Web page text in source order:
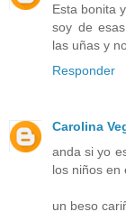
Esta bonita
soy de
las uñas y
Responder
Carolina
anda si yo
los niños en
un beso